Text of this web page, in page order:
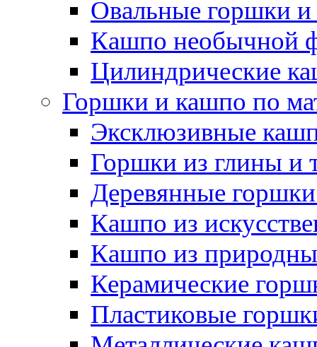
Овальные горшки
Кашпо необычной
Цилиндрические
Горшки и кашпо по
Эксклюзивные
Горшки из глины и
Деревянные
Кашпо из
Кашпо из
Керамические
Пластиковые